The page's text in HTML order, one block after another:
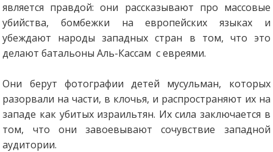
является правдой: они рассказывают про массовые
убийства, бомбежки на европейских языках и
убеждают народы западных стран в том, что это
делают батальоны Аль-Кассам с евреями.
Они берут фотографии детей мусульман, которых
разорвали на части, в клочья, и распространяют их на
западе как убитых израильтян. Их сила заключается в
том, что они завоевывают сочувствие западной
аудитории.